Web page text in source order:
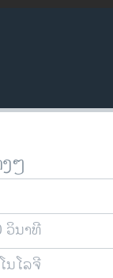
ໆ
ວິນາທີ
ນໂລຈີ